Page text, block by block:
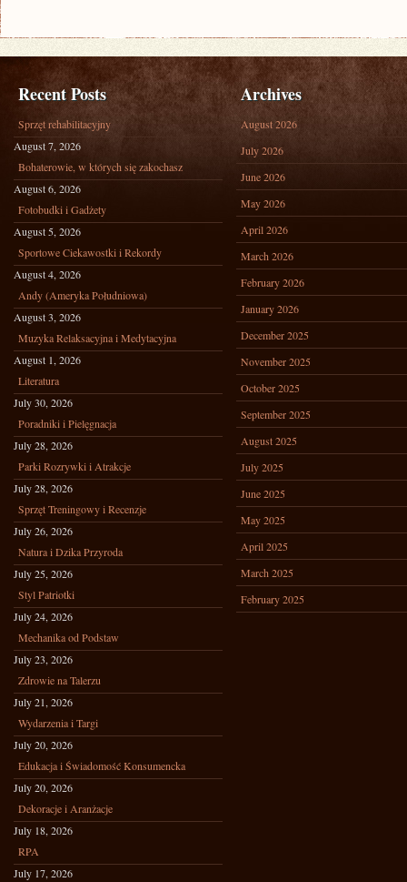
Recent Posts
Sprzęt rehabilitacyjny
August 7, 2026
Bohaterowie, w których się zakochasz
August 6, 2026
Fotobudki i Gadżety
August 5, 2026
Sportowe Ciekawostki i Rekordy
August 4, 2026
Andy (Ameryka Południowa)
August 3, 2026
Muzyka Relaksacyjna i Medytacyjna
August 1, 2026
Literatura
July 30, 2026
Poradniki i Pielęgnacja
July 28, 2026
Parki Rozrywki i Atrakcje
July 28, 2026
Sprzęt Treningowy i Recenzje
July 26, 2026
Natura i Dzika Przyroda
July 25, 2026
Styl Patriotki
July 24, 2026
Mechanika od Podstaw
July 23, 2026
Zdrowie na Talerzu
July 21, 2026
Wydarzenia i Targi
July 20, 2026
Edukacja i Świadomość Konsumencka
July 20, 2026
Dekoracje i Aranżacje
July 18, 2026
RPA
July 17, 2026
Archives
August 2026
July 2026
June 2026
May 2026
April 2026
March 2026
February 2026
January 2026
December 2025
November 2025
October 2025
September 2025
August 2025
July 2025
June 2025
May 2025
April 2025
March 2025
February 2025